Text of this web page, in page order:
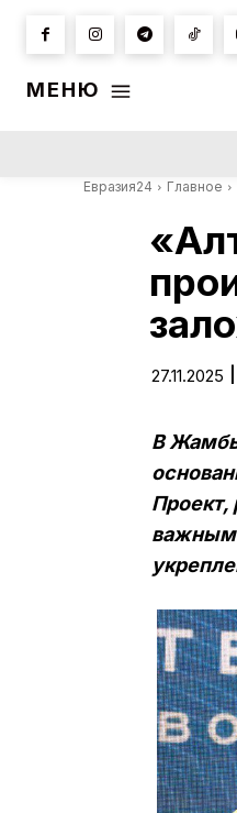
МЕНЮ
Евразия24 Главное
27.11.2025
В
важным